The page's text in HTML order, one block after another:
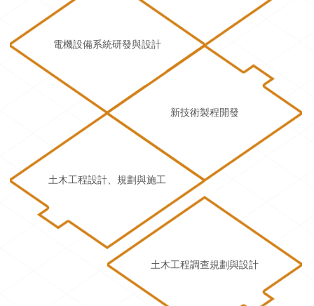
電機設備系統研發與設計
新技術製程開發
土木工程設計、規劃與施工
土木工程調查規劃與設計